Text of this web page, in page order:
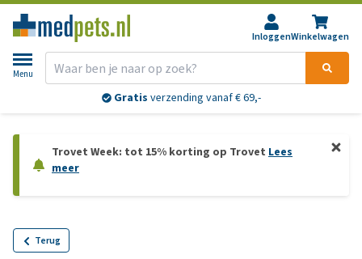
InloggenWinkelwagen
Menu
Gratis verzending vanaf € 69,-
Trovet Week: tot 15% korting op Trovet Lees
meer
Terug